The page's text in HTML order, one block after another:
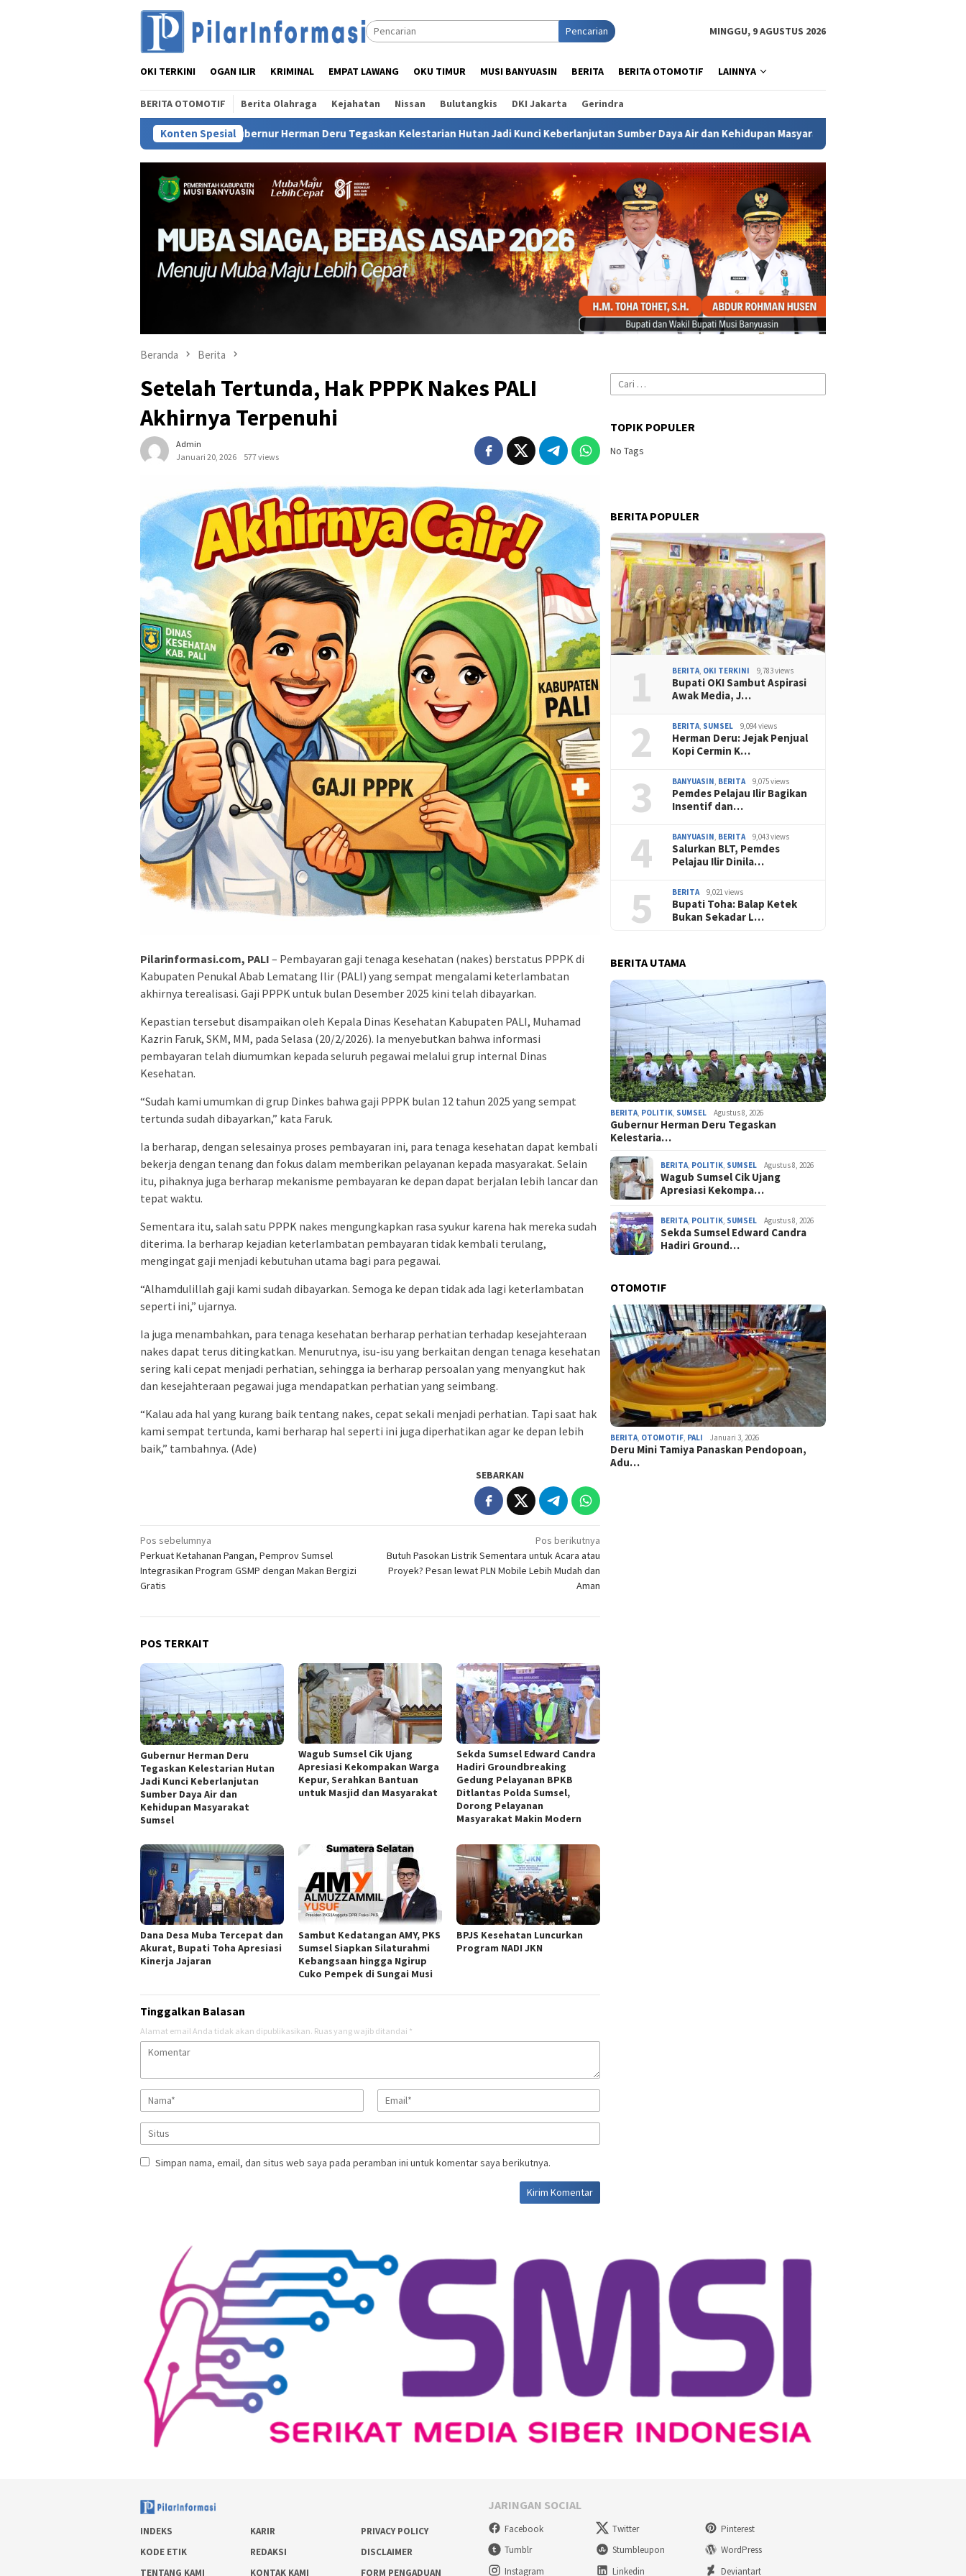
Pencarian MINGGU, 9 AGUSTUS 2026
OKI TERKINI OGAN ILIR KRIMINAL EMPAT LAWANG OKU TIMUR MUSI BANYUASIN BERITA BERITA OTOMOTIF LAINNYA
BERITA OTOMOTIF Berita Olahraga Kejahatan Nissan Bulutangkis DKI Jakarta Gerindra
Konten Spesial
Gubernur Herman Deru Tegaskan Kelestarian Hutan Jadi Kunci Keberlanjutan Sumber Daya Air dan Kehidupan Masyarakat Sumsel Wagub Sumsel Cik Ujang
Beranda Berita
Setelah Tertunda, Hak PPPK Nakes PALI
Akhirnya Terpenuhi
Admin
Januari 20, 2026
577 views
Pilarinformasi.com, PALI – Pembayaran gaji tenaga kesehatan (nakes) berstatus PPPK di
Kabupaten Penukal Abab Lematang Ilir (PALI) yang sempat mengalami keterlambatan
akhirnya terealisasi. Gaji PPPK untuk bulan Desember 2025 kini telah dibayarkan.
Kepastian tersebut disampaikan oleh Kepala Dinas Kesehatan Kabupaten PALI, Muhamad
Kazrin Faruk, SKM, MM, pada Selasa (20/2/2026). Ia menyebutkan bahwa informasi
pembayaran telah diumumkan kepada seluruh pegawai melalui grup internal Dinas
Kesehatan.
“Sudah kami umumkan di grup Dinkes bahwa gaji PPPK bulan 12 tahun 2025 yang sempat
tertunda sudah dibayarkan,” kata Faruk.
Ia berharap, dengan selesainya proses pembayaran ini, para tenaga kesehatan dapat kembali
bekerja dengan tenang dan fokus dalam memberikan pelayanan kepada masyarakat. Selain
itu, pihaknya juga berharap mekanisme pembayaran ke depan dapat berjalan lebih lancar dan
tepat waktu.
Sementara itu, salah satu PPPK nakes mengungkapkan rasa syukur karena hak mereka sudah
diterima. Ia berharap kejadian keterlambatan pembayaran tidak kembali terulang,
mengingat gaji menjadi kebutuhan utama bagi para pegawai.
“Alhamdulillah gaji kami sudah dibayarkan. Semoga ke depan tidak ada lagi keterlambatan
seperti ini,” ujarnya.
Ia juga menambahkan, para tenaga kesehatan berharap perhatian terhadap kesejahteraan
nakes dapat terus ditingkatkan. Menurutnya, isu-isu yang berkaitan dengan tenaga kesehatan
sering kali cepat menjadi perhatian, sehingga ia berharap persoalan yang menyangkut hak
dan kesejahteraan pegawai juga mendapatkan perhatian yang seimbang.
“Kalau ada hal yang kurang baik tentang nakes, cepat sekali menjadi perhatian. Tapi saat hak
kami sempat tertunda, kami berharap hal seperti ini juga diperhatikan agar ke depan lebih
baik,” tambahnya. (Ade)
SEBARKAN
Navigasi
pos
Pos sebelumnya
Perkuat Ketahanan Pangan, Pemprov Sumsel
Integrasikan Program GSMP dengan Makan Bergizi
Gratis
Pos berikutnya
Butuh Pasokan Listrik Sementara untuk Acara atau
Proyek? Pesan lewat PLN Mobile Lebih Mudah dan
Aman
POS TERKAIT
Gubernur Herman Deru
Tegaskan Kelestarian Hutan
Jadi Kunci Keberlanjutan
Sumber Daya Air dan
Kehidupan Masyarakat
Sumsel
Wagub Sumsel Cik Ujang
Apresiasi Kekompakan Warga
Kepur, Serahkan Bantuan
untuk Masjid dan Masyarakat
Sekda Sumsel Edward Candra
Hadiri Groundbreaking
Gedung Pelayanan BPKB
Ditlantas Polda Sumsel,
Dorong Pelayanan
Masyarakat Makin Modern
Dana Desa Muba Tercepat dan
Akurat, Bupati Toha Apresiasi
Kinerja Jajaran
Sambut Kedatangan AMY, PKS
Sumsel Siapkan Silaturahmi
Kebangsaan hingga Ngirup
Cuko Pempek di Sungai Musi
BPJS Kesehatan Luncurkan
Program NADI JKN
Tinggalkan Balasan
Alamat email Anda tidak akan dipublikasikan. Ruas yang wajib ditandai *
Simpan nama, email, dan situs web saya pada peramban ini untuk komentar saya berikutnya.
Cari
untuk:
TOPIK POPULER
No Tags
BERITA POPULER
1 BERITA, OKI TERKINI 9,783 views
Bupati OKI Sambut Aspirasi
Awak Media, J…
2 BERITA, SUMSEL 9,094 views
Herman Deru: Jejak Penjual
Kopi Cermin K…
3 BANYUASIN, BERITA 9,075 views
Pemdes Pelajau Ilir Bagikan
Insentif dan…
4 BANYUASIN, BERITA 9,043 views
Salurkan BLT, Pemdes
Pelajau Ilir Dinila…
5 BERITA 9,021 views
Bupati Toha: Balap Ketek
Bukan Sekadar L…
BERITA UTAMA
BERITA, POLITIK, SUMSEL Agustus 8, 2026
Gubernur Herman Deru Tegaskan
Kelestaria…
BERITA, POLITIK, SUMSEL Agustus 8, 2026
Wagub Sumsel Cik Ujang
Apresiasi Kekompa…
BERITA, POLITIK, SUMSEL Agustus 8, 2026
Sekda Sumsel Edward Candra
Hadiri Ground…
OTOMOTIF
BERITA, OTOMOTIF, PALI Januari 3, 2026
Deru Mini Tamiya Panaskan Pendopoan,
Adu…
INDEKS KARIR
PRIVACY POLICY
KODE ETIK
REDAKSI
DISCLAIMER
TENTANG KAMI
KONTAK KAMI FORM PENGADUAN
JARINGAN SOCIAL
Facebook Twitter
Pinterest
Tumblr
Stumbleupon
WordPress
Instagram
Linkedin Deviantart